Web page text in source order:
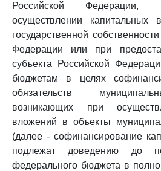
Российской Федерации,
осуществлении капитальных
государственной
Федерации или при
субъекта Российской
бюджетам в целях
обязательств
возникающих при
вложений в объекты
(далее - софинансирование
подлежат доведению до
федерального бюджета в